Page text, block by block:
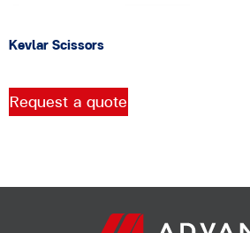
Kevlar Scissors
Request a quote